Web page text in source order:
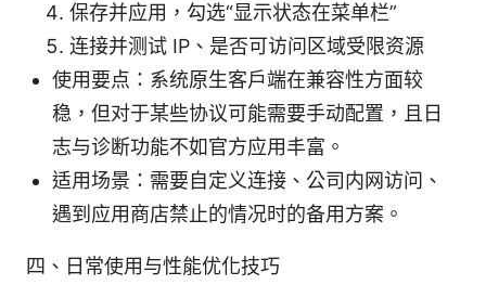
保存并应用，勾选“显示状态在菜单栏”
连接并测试 IP、是否可访问区域受限资源
使用要点：系统原生客户端在兼容性方面较
稳，但对于某些协议可能需要手动配置，且日
志与诊断功能不如官方应用丰富。
适用场景：需要自定义连接、公司内网访问、
遇到应用商店禁止的情况时的备用方案。
四、日常使用与性能优化技巧